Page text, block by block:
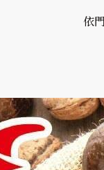
依